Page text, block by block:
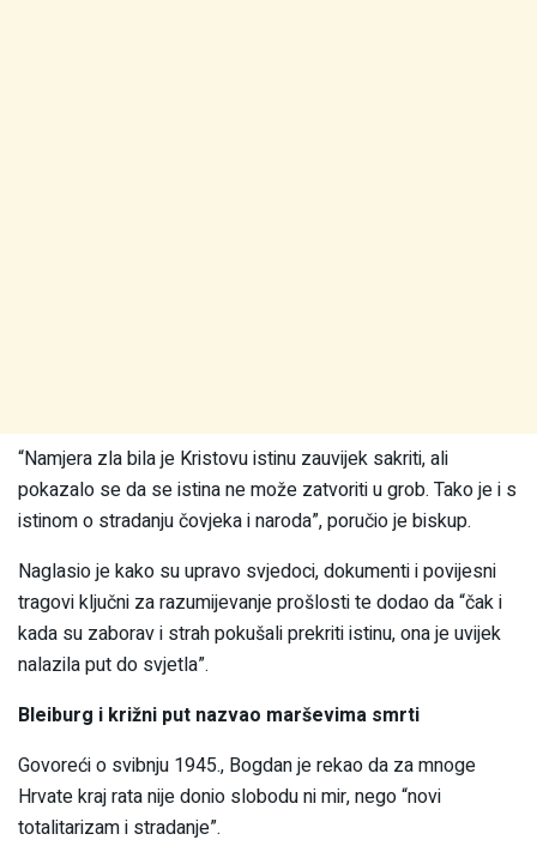
“Namjera zla bila je Kristovu istinu zauvijek sakriti, ali
pokazalo se da se istina ne može zatvoriti u grob. Tako je i s
istinom o stradanju čovjeka i naroda”, poručio je biskup.
Naglasio je kako su upravo svjedoci, dokumenti i povijesni
tragovi ključni za razumijevanje prošlosti te dodao da “čak i
kada su zaborav i strah pokušali prekriti istinu, ona je uvijek
nalazila put do svjetla”.
Bleiburg i križni put nazvao marševima smrti
Govoreći o svibnju 1945., Bogdan je rekao da za mnoge
Hrvate kraj rata nije donio slobodu ni mir, nego “novi
totalitarizam i stradanje”.